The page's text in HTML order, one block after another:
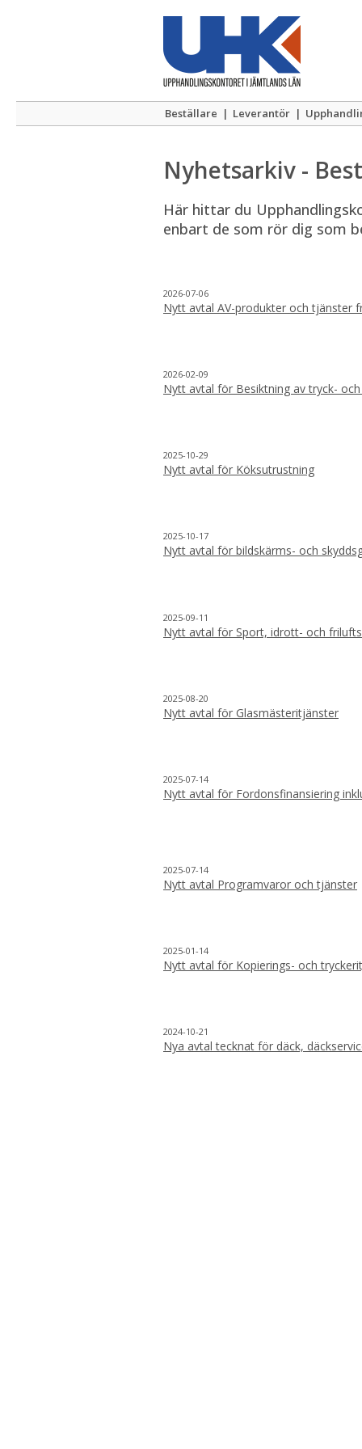
Beställare | Leverantör |
Nyhetsarkiv -
Här hittar du
enbart de som rör dig som
2026-07-06
Nytt avtal AV-produkter och tjänster
2026-02-09
Nytt avtal för Besiktning av tryck-
2025-10-29
Nytt avtal för Köksutrustning
2025-10-17
Nytt avtal för bildskärms- och
2025-09-11
Nytt avtal för Sport, idrott- och
2025-08-20
Nytt avtal för Glasmästeritjänster
2025-07-14
Nytt avtal för Fordonsfinansiering
2025-07-14
Nytt avtal Programvaror och tjänster
2025-01-14
Nytt avtal för Kopierings- och
2024-10-21
Nya avtal tecknat för däck,